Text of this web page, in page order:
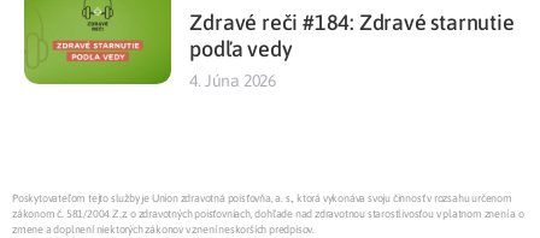
Zdravé reči #184: Zdravé starnutie
podľa vedy
4. Júna 2026
Poskytovateľom tejto služby je Union zdravotná poisťovňa, a. s., ktorá vykonáva svoju činnosť v rozsahu určenom
zákonom č. 581/2004 Z.z. o zdravotných poisťovniach, dohľade nad zdravotnou starostlivosťou v platnom znení a o
zmene a doplnení niektorých zákonov v znení neskorších predpisov.